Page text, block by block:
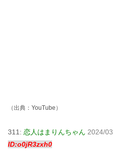
（出典： YouTube ）
311: 恋人はまりんちゃん 2024/
ID:o0jR3zxh0